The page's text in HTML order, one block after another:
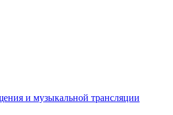
и музыкальной трансляции